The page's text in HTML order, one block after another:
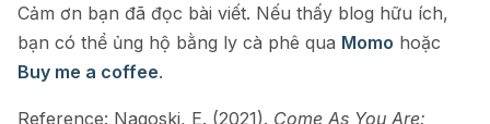
Cảm ơn bạn đã đọc bài viết. Nếu thấy blog hữu ích,
bạn có thể ủng hộ bằng ly cà phê qua Momo hoặc
Buy me a coffee.
Reference: Nagoski, E. (2021). Come As You Are: